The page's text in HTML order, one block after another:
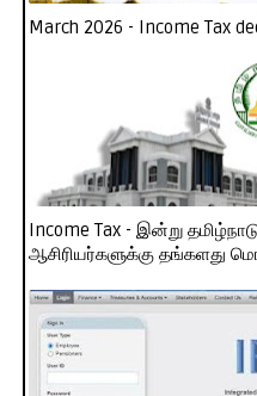
March 2026 - Income Tax
Income Tax - இன்று
ஆசிரியர்களுக்கு தங்களது